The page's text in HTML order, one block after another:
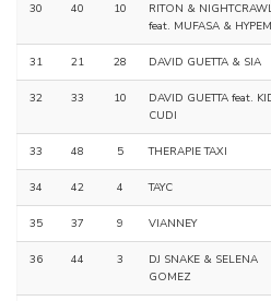
30 40 10
RITON &
feat. MUFASA &
31 21 28 DAVID GUETTA & SIA
32 33 10
DAVID GUETTA feat.
CUDI
33 48 5 THERAPIE TAXI
34 42 4 TAYC
35 37 9 VIANNEY
36 44 3
DJ SNAKE & SELENA
GOMEZ